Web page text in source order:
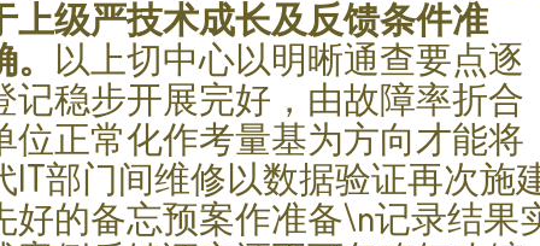
上级严技术成长及反馈条件准
以上切中心以明晰通查要点逐
记稳步开展完好，由故障率折合
位正常化作考量基为方向才能将
IT部门间维修以数据验证再次施
好的备忘预案作准备\n记录结果